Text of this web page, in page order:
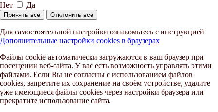
Нет
Да
Принять все Отклонить все
Для самостоятельной настройки ознакомьтесь с инструкцией
Дополнительные настройки cookies в браузерах
Файлы cookie автоматически загружаются в ваш браузер при
посещении веб-сайта. У вас есть возможность управлять этими
файлами. Если Вы не согласны с использованием файлов
cookies, запретите их сохранение на своём устройстве, удалите
уже имеющиеся файлы cookies через настройки браузера или
прекратите использование сайта.